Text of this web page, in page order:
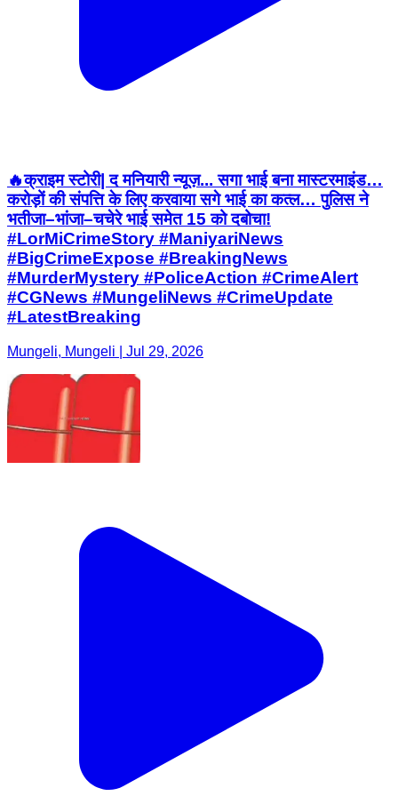
🔥क्राइम स्टोरी| द मनियारी न्यूज़... सगा भाई बना मास्टरमाइंड…
करोड़ों की संपत्ति के लिए करवाया सगे भाई का कत्ल… पुलिस ने
भतीजा–भांजा–चचेरे भाई समेत 15 को दबोचा!
#LorMiCrimeStory #ManiyariNews
#BigCrimeExpose #BreakingNews
#MurderMystery #PoliceAction #CrimeAlert
#CGNews #MungeliNews #CrimeUpdate
#LatestBreaking
Mungeli, Mungeli | Jul 29, 2026